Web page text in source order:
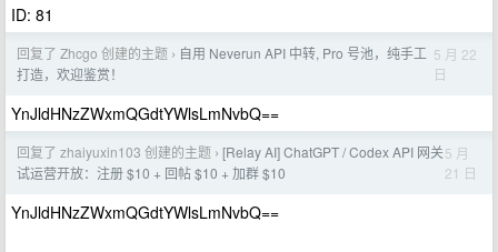
ID: 81
回复了 Zhcgo 创建的主题 › 自用 Neverun API 中转, Pro 号池，纯手工
打造，欢迎鉴赏！
5 月 22
日
YnJldHNzZWxmQGdtYWlsLmNvbQ==
回复了 zhaiyuxin103 创建的主题 › [Relay AI] ChatGPT / Codex API 网关
试运营开放：注册 $10 + 回帖 $10 + 加群 $10
5 月
21 日
YnJldHNzZWxmQGdtYWlsLmNvbQ==